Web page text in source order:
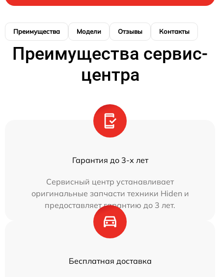
Преимущества Модели Отзывы Контакты
Преимущества сервис-
центра
Гарантия до 3-х лет
Сервисный центр устанавливает
оригинальные запчасти техники Hiden и
предоставляет гарантию до 3 лет.
Бесплатная доставка